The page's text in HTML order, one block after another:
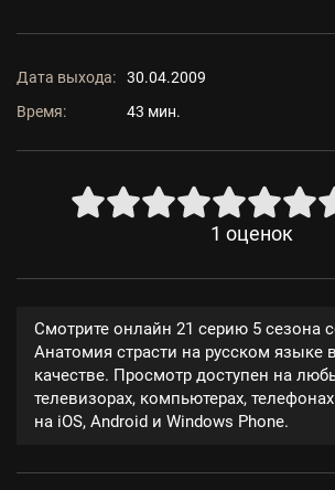
Дата выхода:
30.04.2009
Время:
43 мин.
1 оценок
Смотрите онлайн 21 серию 5 сезона
Анатомия страсти на русском языке
качестве. Просмотр доступен на
телевизорах, компьютерах,
на iOS, Android и Windows Phone.